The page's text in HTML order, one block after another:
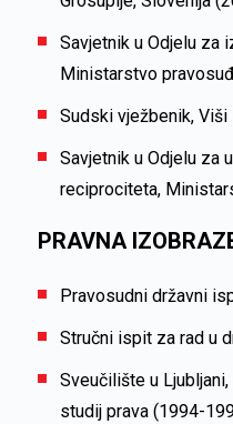
Savjetnik u Odjelu za
Ministarstvo
Sudski vježbenik,
Savjetnik u Odjelu za
reciprociteta,
PRAVNA
Pravosudni državni
Stručni ispit za rad u
Sveučilište u
studij prava (1994-